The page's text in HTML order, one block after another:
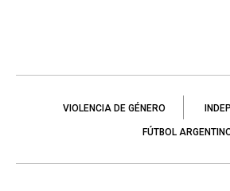
VIOLENCIA DE GÉNERO
FÚTBOL